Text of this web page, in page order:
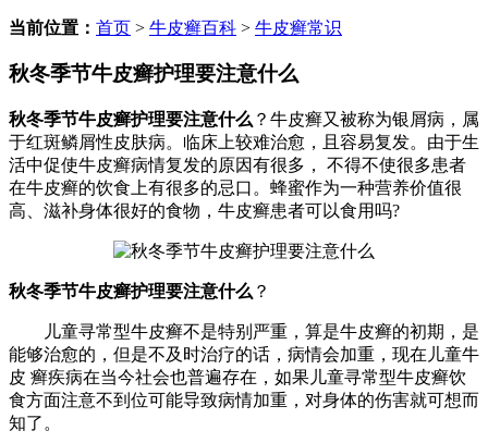
当前位置： 首页 > 牛皮癣百科 > 牛皮癣常识
秋冬季节牛皮癣护理要注意什么
秋冬季节牛皮癣护理要注意什么 ？牛皮癣又被称为银屑病，属
于红斑鳞屑性皮肤病。临床上较难治愈，且容易复发。由于生
活中促使牛皮癣病情复发的原因有很多， 不得不使很多患者
在牛皮癣的饮食上有很多的忌口。蜂蜜作为一种营养价值很
高、滋补身体很好的食物，牛皮癣患者可以食用吗?
秋冬季节牛皮癣护理要注意什么 ？
儿童寻常型牛皮癣不是特别严重，算是牛皮癣的初期，是
能够治愈的，但是不及时治疗的话，病情会加重，现在儿童牛
皮 癣疾病在当今社会也普遍存在，如果儿童寻常型牛皮癣饮
食方面注意不到位可能导致病情加重，对身体的伤害就可想而
知了。